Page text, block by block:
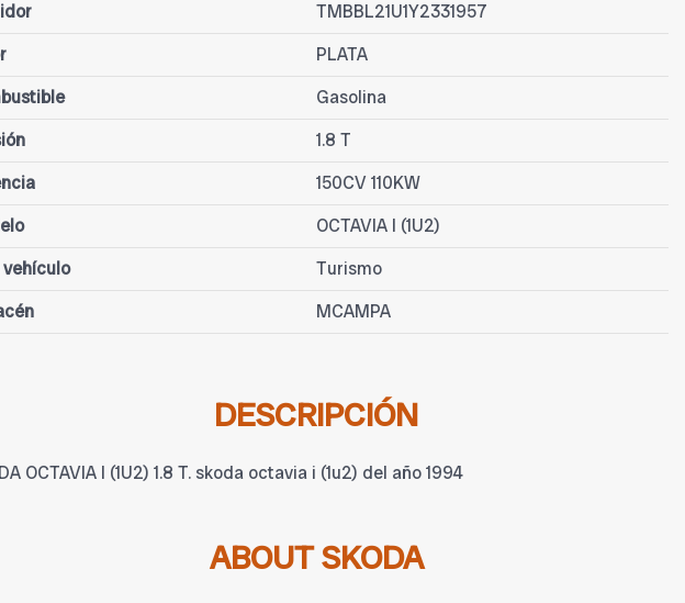
TMBBL21U1Y2331957
PLATA
Gasolina
1.8 T
150CV 110KW
OCTAVIA I (1U2)
Turismo
MCAMPA
DESCRIPCIÓN
OCTAVIA I (1U2) 1.8 T. skoda octavia i (1u2) del año 1994
ABOUT SKODA